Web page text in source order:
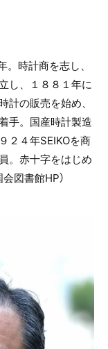
。時計商を志し、
し、１８８１年に
の販売を始め、
手。国産時計製造
２４年SEIKOを商
。赤十字をはじめ
図書館HP）